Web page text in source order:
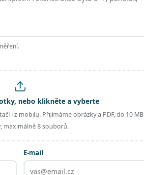
nebo klikněte a vyberte
i z mobilu. Přijímáme obrázky a PDF, do 10 MB
maximálně 8 souborů.
E-mail